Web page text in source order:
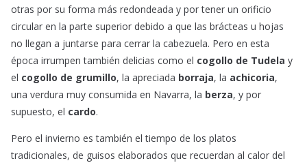
otras por su forma más redondeada y por tener un orificio
circular en la parte superior debido a que las brácteas u hojas
no llegan a juntarse para cerrar la cabezuela. Pero en esta
época irrumpen también delicias como el cogollo de Tudela y
el cogollo de grumillo, la apreciada borraja, la achicoria,
una verdura muy consumida en Navarra, la berza, y por
supuesto, el cardo.
Pero el invierno es también el tiempo de los platos
tradicionales, de guisos elaborados que recuerdan al calor del